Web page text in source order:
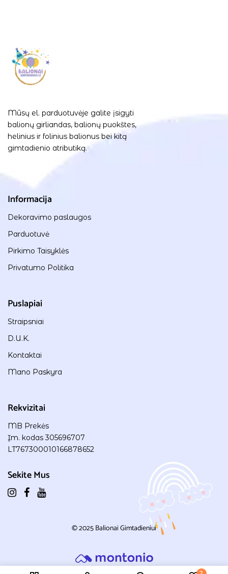
Mūsų el. parduotuvėje galite įsigyti
balionų girliandas, balionų puokštes,
helinius ir folinius balionus bei kitą
gimtadienio atributiką.
Informacija
Dekoravimo paslaugos
Parduotuvė
Pirkimo Taisyklės
Privatumo Politika
Puslapiai
Straipsniai
D.U.K.
Kontaktai
Mano Paskyra
Rekvizitai
MB Prekės
Įm. kodas 305696707
LT767300010166878652
Sekite Mus
© 2025Balionai Gimtadieniui